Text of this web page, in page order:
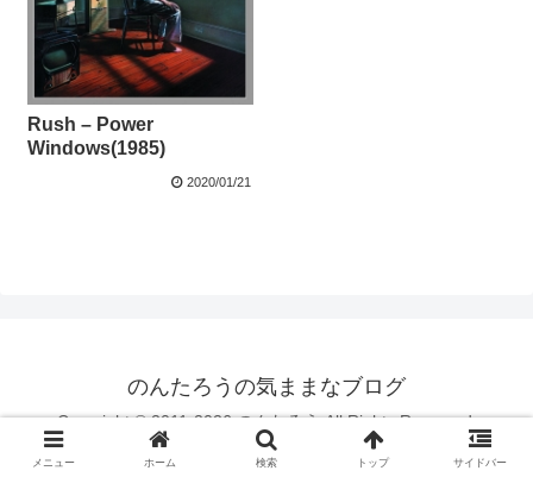
Rush – Power
Windows(1985)
2020/01/21
のんたろうの気ままなブログ
Copyright © 2011-2026 のんたろう All Rights Reserved.
メニュー ホーム 検索 トップ サイドバー